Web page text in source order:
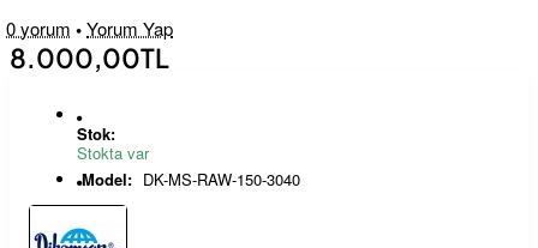
0 yorum •Yorum Yap
8.000,00TL
Stok:
Stokta var
Model: DK-MS-RAW-150-3040